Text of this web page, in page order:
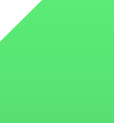
запахов
тканями
изделий
чистящие средства
средства